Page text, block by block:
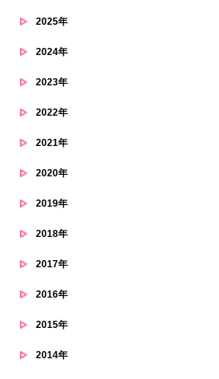
2025年
2024年
2023年
2022年
2021年
2020年
2019年
2018年
2017年
2016年
2015年
2014年